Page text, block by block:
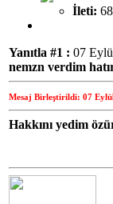
İleti:
Yanıtla #1 : 07
nemzn verdim
Mesaj Birleştirildi: 07
Hakkını yedim